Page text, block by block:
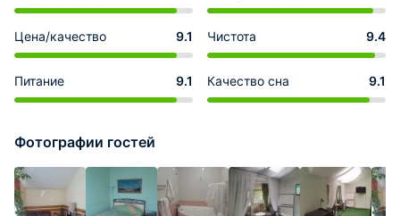
Цена/качество 9.1 Чистота 9.4
Питание 9.1 Качество сна 9.1
Фотографии гостей